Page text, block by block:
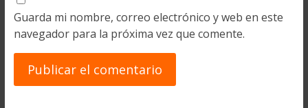
Guarda mi nombre, correo electrónico y web en este
navegador para la próxima vez que comente.